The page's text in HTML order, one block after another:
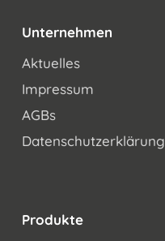
Unternehmen
Aktuelles
Impressum
AGBs
Datenschutzerklärung
Produkte